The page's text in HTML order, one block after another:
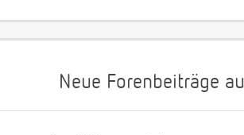
Neue Forenbeiträge